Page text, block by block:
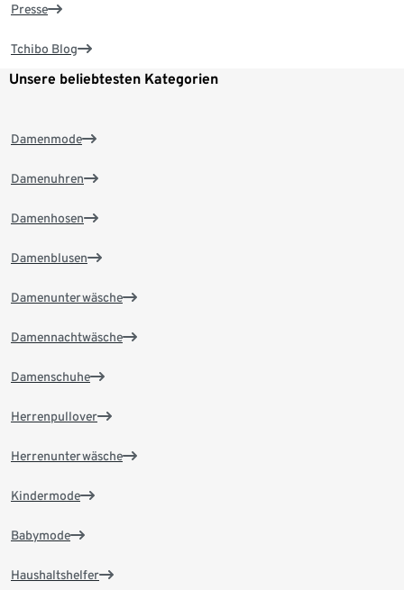
Presse
Tchibo Blog
Unsere beliebtesten Kategorien
Damenmode
Damenuhren
Damenhosen
Damenblusen
Damenunterwäsche
Damennachtwäsche
Damenschuhe
Herrenpullover
Herrenunterwäsche
Kindermode
Babymode
Haushaltshelfer